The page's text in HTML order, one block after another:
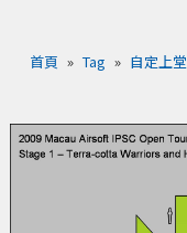
首頁 » Tag » 自定上堂